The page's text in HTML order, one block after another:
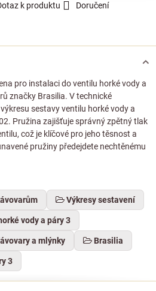
k produktu Doručení
pro instalaci do ventilu horké vody a
značky Brasilia. V technické
sestavy ventilu horké vody a
Pružina zajišťuje správný zpětný tlak
což je klíčové pro jeho těsnost a
pružiny předejdete nechtěnému
Výkresy sestavení
vody a páry 3
a mlýnky Brasilia
3